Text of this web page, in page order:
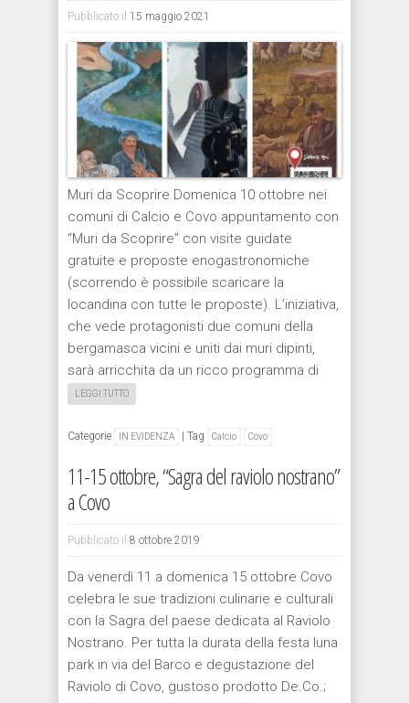
Pubblicato il 15 maggio 2021
Muri da Scoprire Domenica 10 ottobre nei
comuni di Calcio e Covo appuntamento con
“Muri da Scoprire” con visite guidate
gratuite e proposte enogastronomiche
(scorrendo è possibile scaricare la
locandina con tutte le proposte). L’iniziativa,
che vede protagonisti due comuni della
bergamasca vicini e uniti dai muri dipinti,
sarà arricchita da un ricco programma di
LEGGI TUTTO
Categorie IN EVIDENZA Tag Calcio Covo
11-15 ottobre, “Sagra del raviolo nostrano”
a Covo
Pubblicato il 8 ottobre 2019
Da venerdì 11 a domenica 15 ottobre Covo
celebra le sue tradizioni culinarie e culturali
con la Sagra del paese dedicata al Raviolo
Nostrano. Per tutta la durata della festa luna
park in via del Barco e degustazione del
Raviolo di Covo, gustoso prodotto De.Co.;